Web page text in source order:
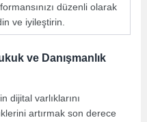
düzenli olarak
ve iyileştirin.
ve Danışmanlık
dijital varlıklarını
artırmak son derece